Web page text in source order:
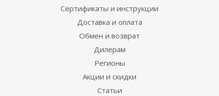
Сертификаты и инструкции
Доставка и оплата
Обмен и возврат
Дилерам
Регионы
Акции и скидки
Статьи